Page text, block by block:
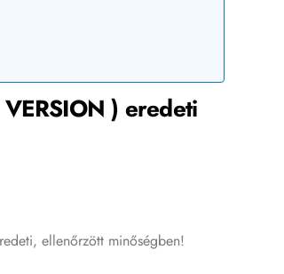
) eredeti
ellenőrzött minőségben!